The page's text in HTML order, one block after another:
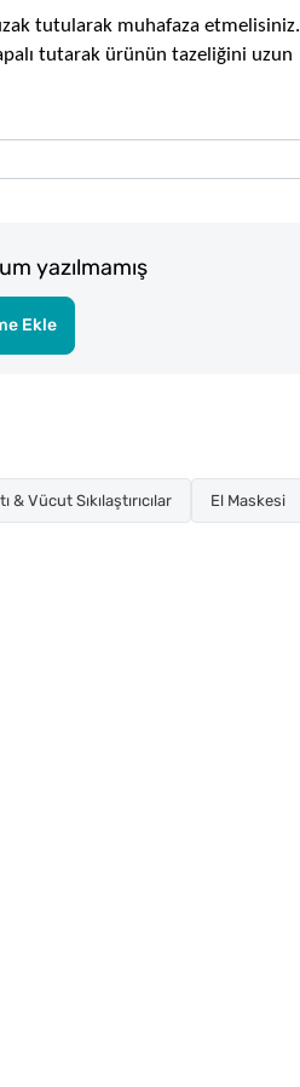
tutularak muhafaza etmelisiniz.
tutarak ürünün tazeliğini uzun
yazılmamış
Ekle
& Vücut Sıkılaştırıcılar El Maskesi